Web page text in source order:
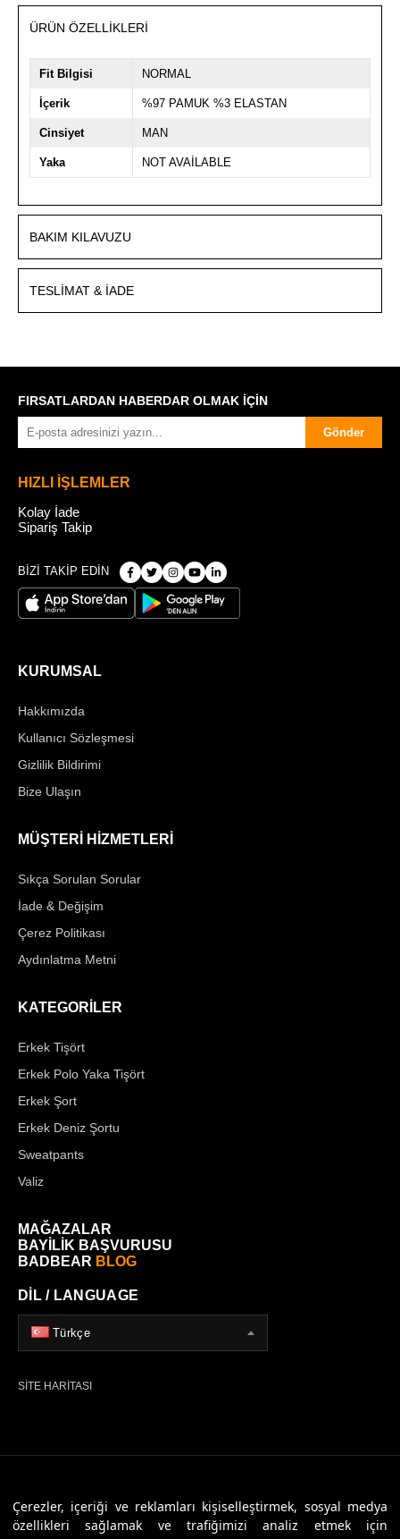
Çerezler, içeriği ve reklamları kişiselleştirmek, sosyal medya
özellikleri sağlamak ve trafiğimizi analiz etmek için
ÜRÜN ÖZELLIKLERI
Fit Bilgisi NORMAL
İçerik %97 PAMUK %3 ELASTAN
Cinsiyet MAN
Yaka NOT AVAİLABLE
BAKIM KILAVUZU
TESLIMAT & İADE
FIRSATLARDAN HABERDAR OLMAK İÇİN
Gönder
HIZLI İŞLEMLER
Kolay İade
Sipariş Takip
BİZİ TAKİP EDİN
KURUMSAL
Hakkımızda
Kullanıcı Sözleşmesi
Gizlilik Bildirimi
Bize Ulaşın
MÜŞTERİ HİZMETLERİ
Sıkça Sorulan Sorular
İade & Değişim
Çerez Politikası
Aydınlatma Metni
KATEGORİLER
Erkek Tişört
Erkek Polo Yaka Tişört
Erkek Şort
Erkek Deniz Şortu
Sweatpants
Valiz
MAĞAZALAR
BAYİLİK BAŞVURUSU
BADBEAR BLOG
DİL / LANGUAGE
Türkçe
SİTE HARİTASI